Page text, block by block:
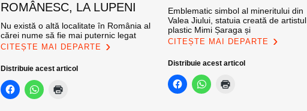
ROMÂNESC, LA LUPENI
Nu există o altă localitate în România al
cărei nume să fie mai puternic legat
CITEȘTE MAI DEPARTE
Distribuie acest articol
Emblematic simbol al mineritului din
Valea Jiului, statuia creată de artistul
plastic Mimi Șaraga și
CITEȘTE MAI DEPARTE
Distribuie acest articol